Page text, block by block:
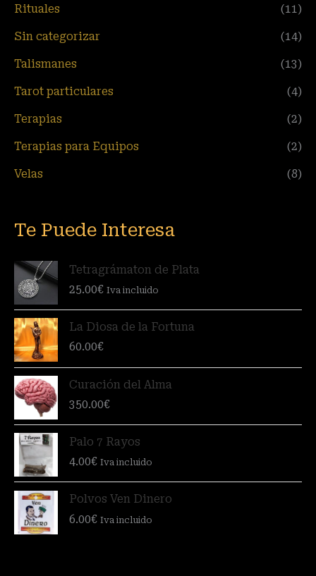
Rituales (11)
Sin categorizar (14)
Talismanes (13)
Tarot particulares (4)
Terapias (2)
Terapias para Equipos (2)
Velas (8)
Te Puede Interesa
Tetragrámaton de Plata
25.00€ Iva incluido
La Diosa de la Fortuna
60.00€
Curación del Alma
350.00€
Palo 7 Rayos
4.00€ Iva incluido
Polvos Ven Dinero
6.00€ Iva incluido